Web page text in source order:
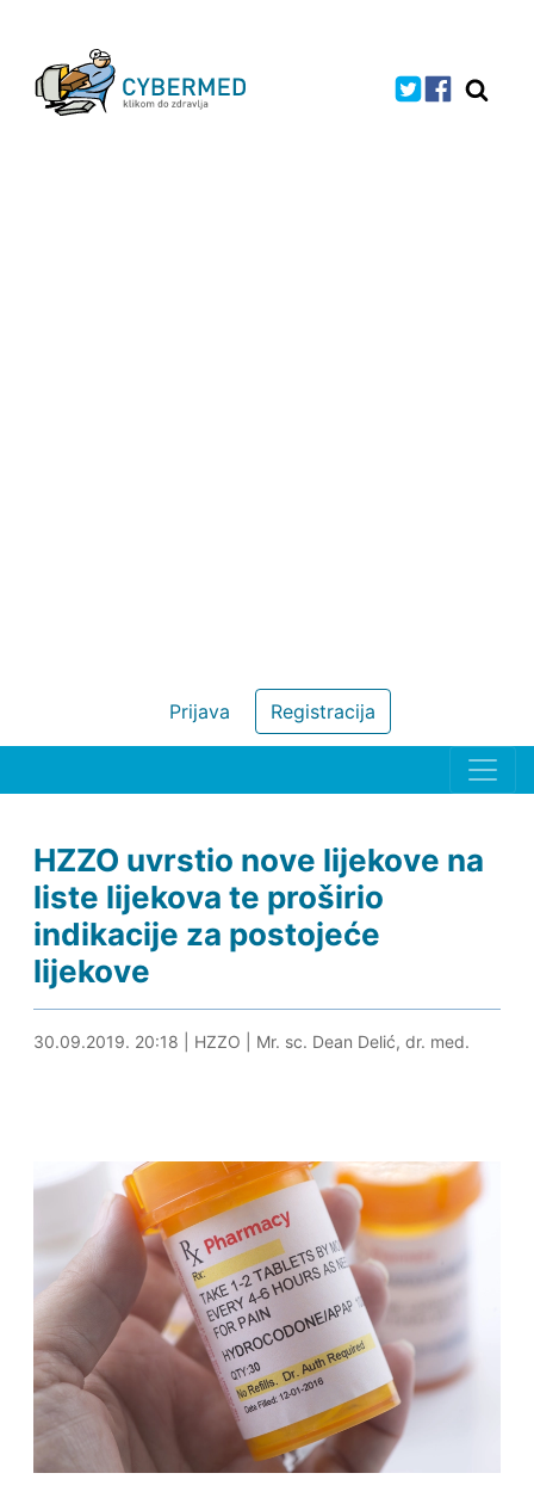
Registracija
Prijava
HZZO uvrstio nove lijekove na
liste lijekova te proširio
indikacije za postojeće
lijekove
30.09.2019. 20:47
30.09.2019. 20:18 HZZO Mr. sc. Dean Delić, dr. med.